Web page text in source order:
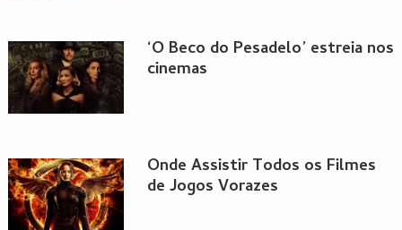
‘O Beco do Pesadelo’ estreia nos
cinemas
Onde Assistir Todos os Filmes
de Jogos Vorazes